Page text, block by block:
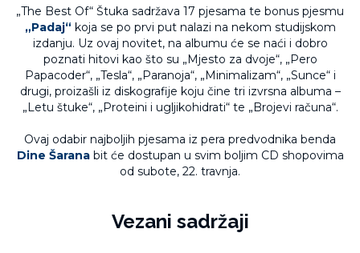
„The Best Of“ Štuka sadržava 17 pjesama te bonus pjesmu
„Padaj“ koja se po prvi put nalazi na nekom studijskom
izdanju. Uz ovaj novitet, na albumu će se naći i dobro
poznati hitovi kao što su „Mjesto za dvoje“, „Pero
Papacoder“, „Tesla“, „Paranoja“, „Minimalizam“, „Sunce“ i
drugi, proizašli iz diskografije koju čine tri izvrsna albuma –
„Letu štuke“, „Proteini i ugljikohidrati“ te „Brojevi računa“.
Ovaj odabir najboljih pjesama iz pera predvodnika benda
Dine Šarana bit će dostupan u svim boljim CD shopovima
od subote, 22. travnja.
Vezani sadržaji